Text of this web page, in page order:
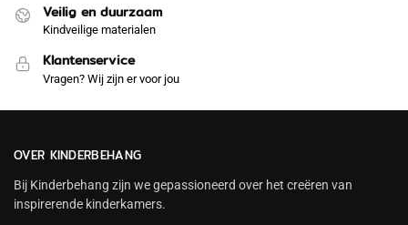
Veilig en duurzaam
Kindveilige materialen
Klantenservice
Vragen? Wij zijn er voor jou
OVER KINDERBEHANG
Bij Kinderbehang zijn we gepassioneerd over het creëren van
inspirerende kinderkamers.